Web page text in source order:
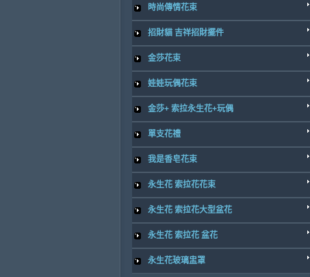
時尚傳情花束
招財貓 吉祥招財擺件
金莎花束
娃娃玩偶花束
金莎+ 索拉永生花+玩偶
單支花禮
我是香皂花束
永生花 索拉花花束
永生花 索拉花大型盆花
永生花 索拉花 盆花
永生花玻璃盅罩